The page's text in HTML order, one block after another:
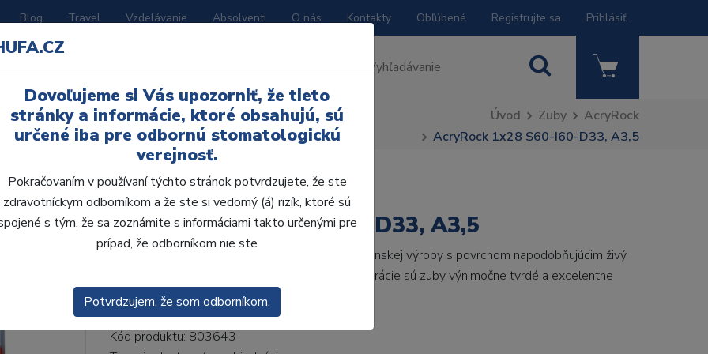
Blog Travel Vzdelávanie Absolventi O nás Kontakty Obľúbené Registrujte sa Prihlásiť
I60-D33, A3,5 Úvod Zuby
AcryRock
AcryRock 1x28 S60-I60-D33, A3,5
AcryRock 1x28 S60-I60-D33, A3,5
• Dvojvrstvové veľmi estetické živičné zuby talianskej výroby s povrchom napodobňujúcim živý
zub.• Vďaka použitiu špeciálnej živice novej generácie sú zuby výnimočne tvrdé a excelentne
odolávajú ab...ZOBRAZIT VÍCE
Kód produktu: 803643
Dovoľujeme si Vás upozorniť, že tieto
stránky a informácie, ktoré obsahujú, sú
určené iba pre odbornú stomatologickú
verejnosť.
Pokračovaním v používaní týchto stránok potvrdzujete, že ste
zdravotníckym odborníkom a že ste si vedomý (á) rizík, ktoré sú
s tým, že sa zoznámite s informáciami takto určenými pre
prípad, že odborníkom nie ste
Potvrdzujem, že som odborníkom.